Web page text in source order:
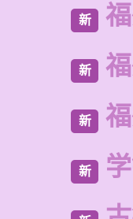
新
新
新
新